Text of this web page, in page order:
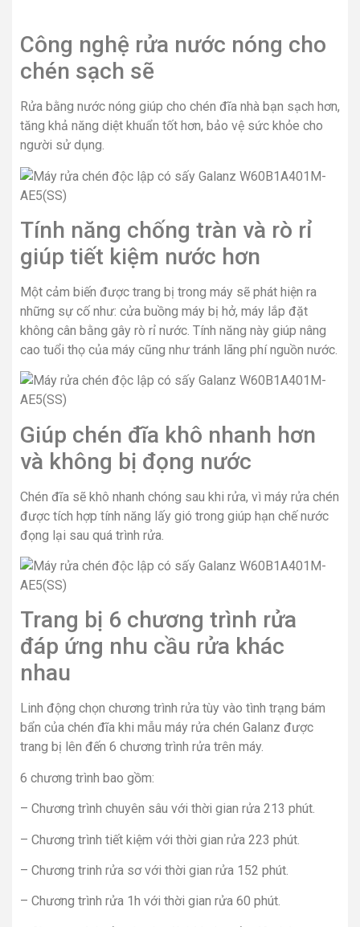
Công nghệ rửa nước nóng cho
chén sạch sẽ
Rửa bằng nước nóng giúp cho chén đĩa nhà bạn sạch hơn,
tăng khả năng diệt khuẩn tốt hơn, bảo vệ sức khỏe cho
người sử dụng.
Tính năng chống tràn và rò rỉ
giúp tiết kiệm nước hơn
Một cảm biến được trang bị trong máy sẽ phát hiện ra
những sự cố như: cửa buồng máy bị hở, máy lắp đặt
không cân bằng gây rò rỉ nước. Tính năng này giúp nâng
cao tuổi thọ của máy cũng như tránh lãng phí nguồn nước.
Giúp chén đĩa khô nhanh hơn
và không bị đọng nước
Chén đĩa sẽ khô nhanh chóng sau khi rửa, vì máy rửa chén
được tích hợp tính năng lấy gió trong giúp hạn chế nước
đọng lại sau quá trình rửa.
Trang bị 6 chương trình rửa
đáp ứng nhu cầu rửa khác
nhau
Linh động chọn chương trình rửa tùy vào tình trạng bám
bẩn của chén đĩa khi mẫu máy rửa chén Galanz được
trang bị lên đến 6 chương trình rửa trên máy.
6 chương trình bao gồm:
– Chương trình chuyên sâu với thời gian rửa 213 phút.
– Chương trình tiết kiệm với thời gian rửa 223 phút.
– Chương trinh rửa sơ với thời gian rửa 152 phút.
– Chương trình rửa 1h với thời gian rửa 60 phút.